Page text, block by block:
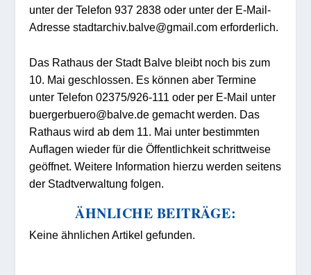
unter der Telefon 937 2838 oder unter der E-Mail-
Adresse stadtarchiv.balve@gmail.com erforderlich.
Das Rathaus der Stadt Balve bleibt noch bis zum
10. Mai geschlossen. Es können aber Termine
unter Telefon 02375/926-111 oder per E-Mail unter
buergerbuero@balve.de gemacht werden. Das
Rathaus wird ab dem 11. Mai unter bestimmten
Auflagen wieder für die Öffentlichkeit schrittweise
geöffnet. Weitere Information hierzu werden seitens
der Stadtverwaltung folgen.
ÄHNLICHE BEITRÄGE:
Keine ähnlichen Artikel gefunden.